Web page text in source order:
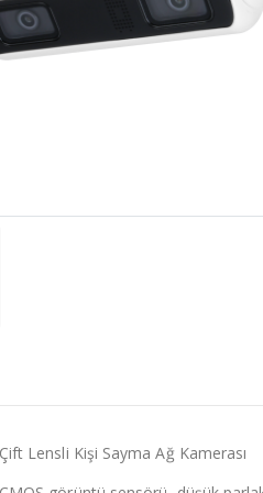
Lensli Kişi Sayma Ağ Kamerası